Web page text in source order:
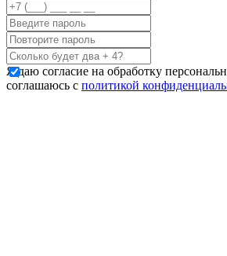
Я даю согласие на обработку
соглашаюсь с политикой